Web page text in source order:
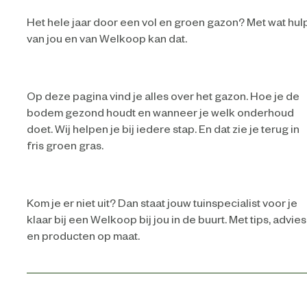
Het hele jaar door een vol en groen gazon? Met wat
van jou en van Welkoop kan dat.
Op deze pagina vind je alles over het gazon. Hoe je de
bodem gezond houdt en wanneer je welk onderhoud
doet. Wij helpen je bij iedere stap. En dat zie je terug in
fris groen gras.​
Kom je er niet uit? Dan staat jouw tuinspecialist voor je
klaar bij een Welkoop bij jou in de buurt. Met tips, advies
en producten op maat.